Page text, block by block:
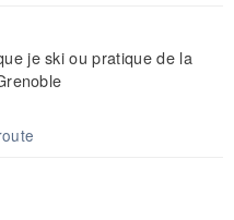
je ski ou pratique de la